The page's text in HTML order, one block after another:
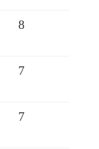
8
7
7